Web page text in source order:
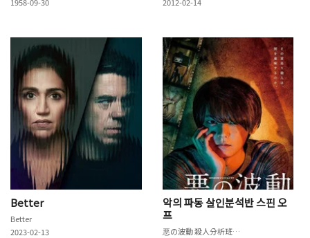
Better
Better
2023-02-13
악의 파동 살인분석반 스핀 오
프
悪の波動 殺人分析班スピンオフ